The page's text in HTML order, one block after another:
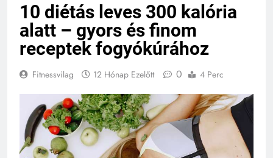
10 diétás leves 300 kalória
alatt – gyors és finom
receptek fogyókúrához
Fitnessvilag 12 Hónap Ezelőtt 0 4 Perc